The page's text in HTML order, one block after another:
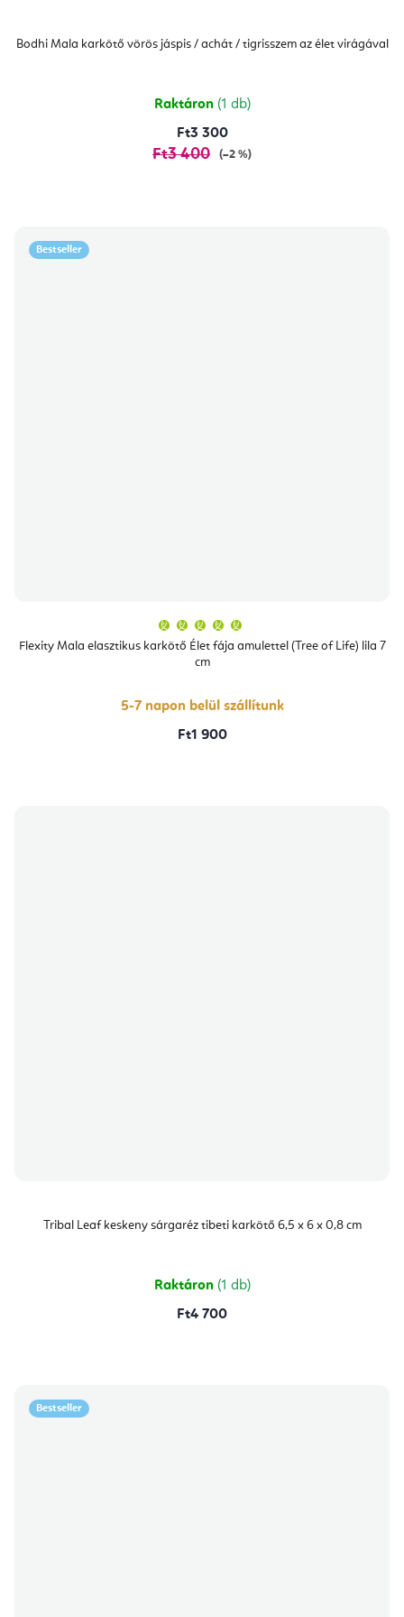
Bodhi Mala karkötő vörös jáspis / achát / tigrisszem az élet virágával
Raktáron (1 db)
Ft3 300
Ft3 400 (–2 %)
Bestseller
Flexity Mala elasztikus karkötő Élet fája amulettel (Tree of Life) lila 7
cm
átlagos
értékelése
csillag.
5-7 napon belül szállítunk
Ft1 900
Tribal Leaf keskeny sárgaréz tibeti karkötő 6,5 x 6 x 0,8 cm
Raktáron (1 db)
Ft4 700
Bestseller